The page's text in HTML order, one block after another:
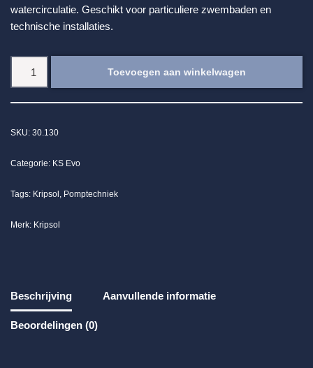
watercirculatie. Geschikt voor particuliere zwembaden en
technische installaties.
Toevoegen aan winkelwagen
SKU: 30.130
Categorie: KS Evo
Tags: Kripsol , Pomptechniek
Merk: Kripsol
Beschrijving Aanvullende informatie
Beoordelingen (0)